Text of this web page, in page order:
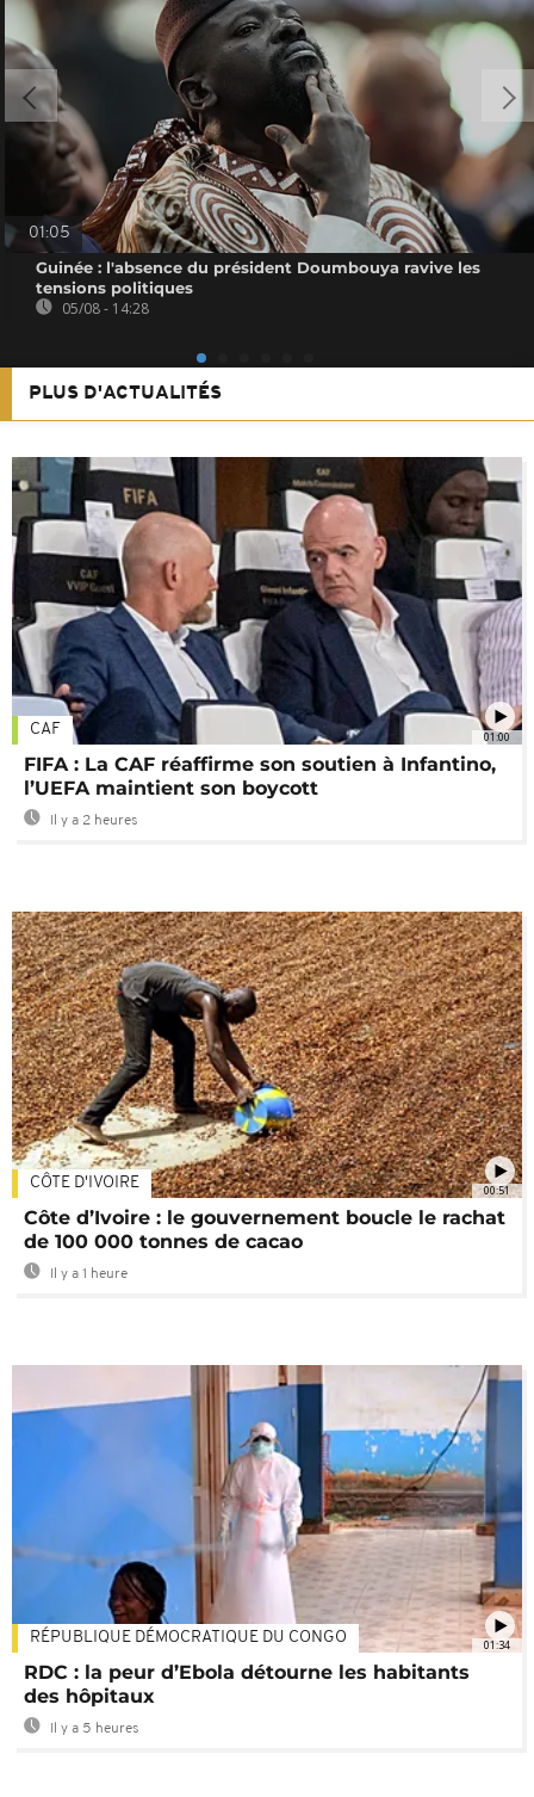
01:05
Guinée : l'absence du président Doumbouya ravive les
tensions politiques
05/08 - 14:28
PLUS D'ACTUALITÉS
01:00
CAF
FIFA : La CAF réaffirme son soutien à Infantino,
l’UEFA maintient son boycott
Il y a 2 heures
00:51
CÔTE D'IVOIRE
Côte d’Ivoire : le gouvernement boucle le rachat
de 100 000 tonnes de cacao
Il y a 1 heure
01:34
RÉPUBLIQUE DÉMOCRATIQUE DU CONGO
RDC : la peur d’Ebola détourne les habitants
des hôpitaux
Il y a 5 heures